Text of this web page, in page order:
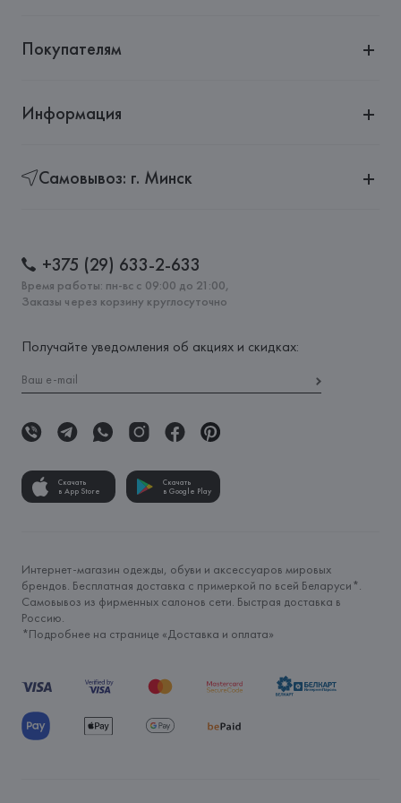
Покупателям
Информация
Самовывоз: г. Минск
+375 (29) 633-2-633
Время работы: пн-вс с 09:00 до 21:00,
Заказы через корзину круглосуточно
Получайте уведомления об акциях и скидках:
Скачать
в App Store
Скачать
в Google Play
Интернет-магазин одежды, обуви и аксессуаров мировых
брендов. Бесплатная доставка с примеркой по всей Беларуси*.
Самовывоз из фирменных салонов сети. Быстрая доставка в
Россию.
*Подробнее на странице «Доставка и оплата»